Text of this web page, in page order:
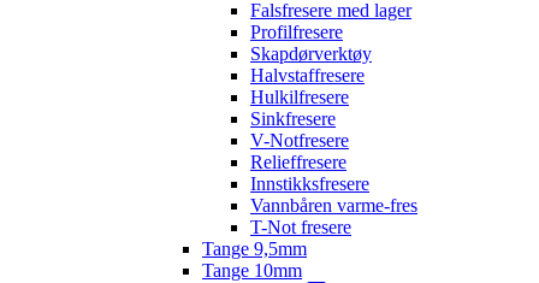
Falsfresere med lager
Profilfresere
Skapdørverktøy
Halvstaffresere
Hulkilfresere
Sinkfresere
V-Notfresere
Relieffresere
Innstikksfresere
Vannbåren varme-fres
T-Not fresere
Tange 9,5mm
Tange 10mm